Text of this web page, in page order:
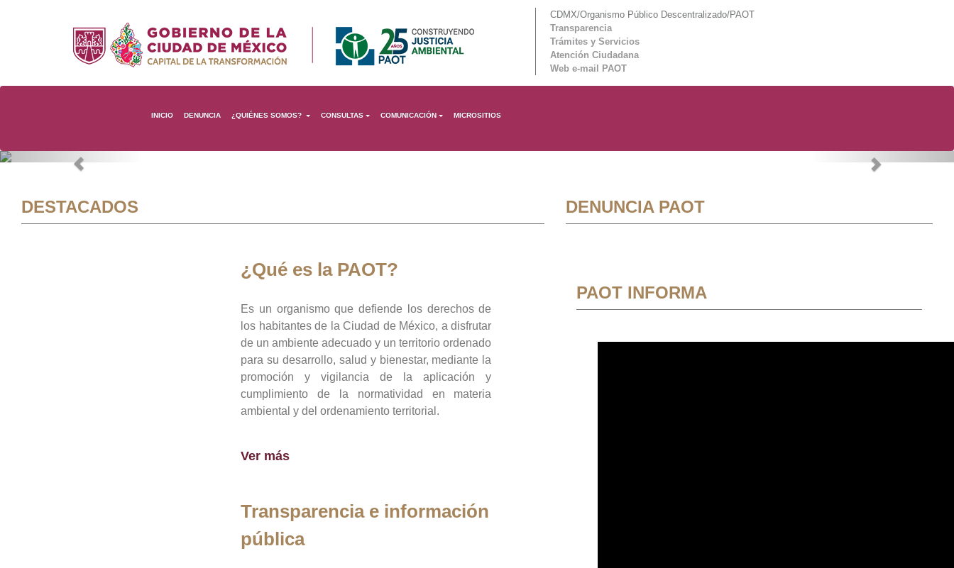
CDMX/Organismo Público Descentralizado/PAOT
Transparencia
Trámites y Servicios
Atención Ciudadana
Web e-mail PAOT
INICIO DENUNCIA ¿QUIÉNES SOMOS? CONSULTAS COMUNICACIÓN MICROSITIOS
Previous Next
DESTACADOS
¿Qué es la PAOT?
Es un organismo que defiende los derechos de
los habitantes de la Ciudad de México, a disfrutar
de un ambiente adecuado y un territorio ordenado
para su desarrollo, salud y bienestar, mediante la
promoción y vigilancia de la aplicación y
cumplimiento de la normatividad en materia
ambiental y del ordenamiento territorial.
Ver más
Transparencia e información
pública
DENUNCIA PAOT
PAOT INFORMA